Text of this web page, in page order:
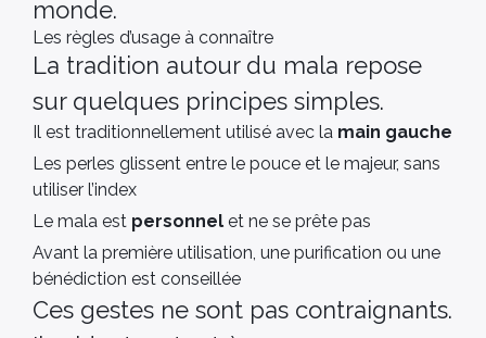
monde.
Les règles d’usage à connaître
La tradition autour du mala repose
sur quelques principes simples.
Il est traditionnellement utilisé avec la main gauche
Les perles glissent entre le pouce et le majeur, sans
utiliser l’index
Le mala est personnel et ne se prête pas
Avant la première utilisation, une purification ou une
bénédiction est conseillée
Ces gestes ne sont pas contraignants.